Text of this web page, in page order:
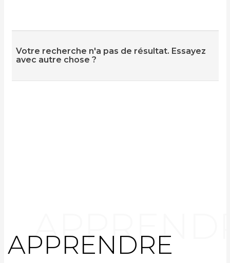
Votre recherche n'a pas de résultat. Essayez
avec autre chose ?
APPRENDRE